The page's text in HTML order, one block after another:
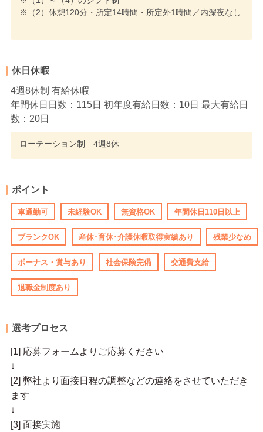
※（2）休憩120分・所定14時間・所定外1時間／内深夜なし
休日休暇
4週8休制 有給休暇
年間休日日数：115日 初年度有給日数：10日 最大有給日
数：20日
ローテーション制 4週8休
ポイント
車通勤可 未経験OK 無資格OK 年間休日110日以上
ブランクOK 産休･育休･介護休暇取得実績あり 残業少なめ
ボーナス・賞与あり 社会保険完備 交通費支給
退職金制度あり
選考プロセス
[1] 応募フォームよりご応募ください
↓
[2] 弊社より面接日程の調整などの連絡をさせていただき
ます
↓
[3] 面接実施